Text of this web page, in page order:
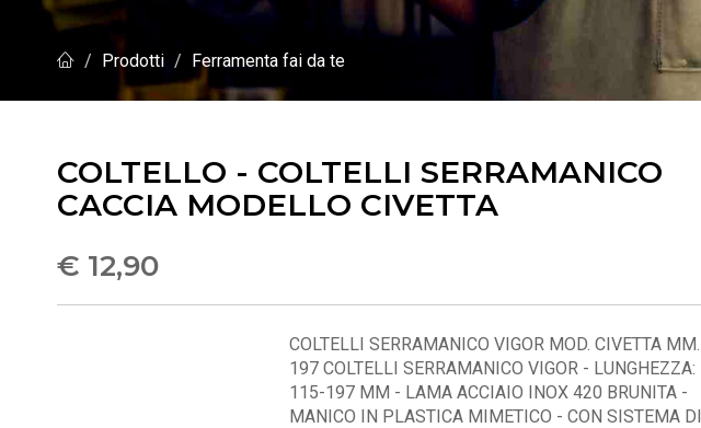
Prodotti Ferramenta fai da te
COLTELLO - COLTELLI SERRAMANICO
CACCIA MODELLO CIVETTA
€ 12,90
COLTELLI SERRAMANICO VIGOR MOD. CIVETTA MM.
197 COLTELLI SERRAMANICO VIGOR - LUNGHEZZA:
115-197 MM - LAMA ACCIAIO INOX 420 BRUNITA -
MANICO IN PLASTICA MIMETICO - CON SISTEMA DI